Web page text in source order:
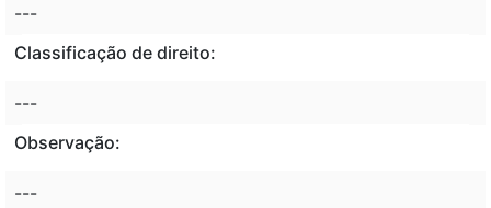
---
Classificação de direito:
---
Observação:
---